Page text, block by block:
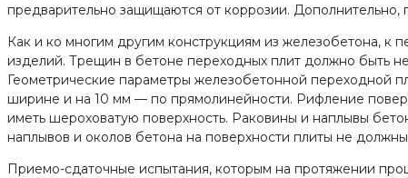
предварительно защищаются от коррозии. Дополнительно,
Как и ко многим другим конструкциям из железобетона, к
изделий. Трещин в бетоне переходных плит должно быть
Геометрические параметры железобетонной переходной
ширине и на 10 мм — по прямолинейности. Рифление
иметь шероховатую поверхность. Раковины и наплывы
наплывов и околов бетона на поверхности плиты не
Приемо-сдаточные испытания, которым на протяжении